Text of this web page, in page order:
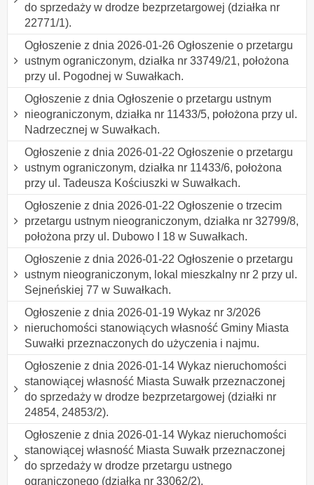
do sprzedaży w drodze bezprzetargowej (działka nr
22771/1).
Ogłoszenie z dnia 2026-01-26 Ogłoszenie o przetargu
ustnym ograniczonym, działka nr 33749/21, położona
przy ul. Pogodnej w Suwałkach.
Ogłoszenie z dnia Ogłoszenie o przetargu ustnym
nieograniczonym, działka nr 11433/5, położona przy ul.
Nadrzecznej w Suwałkach.
Ogłoszenie z dnia 2026-01-22 Ogłoszenie o przetargu
ustnym ograniczonym, działka nr 11433/6, położona
przy ul. Tadeusza Kościuszki w Suwałkach.
Ogłoszenie z dnia 2026-01-22 Ogłoszenie o trzecim
przetargu ustnym nieograniczonym, działka nr 32799/8,
położona przy ul. Dubowo I 18 w Suwałkach.
Ogłoszenie z dnia 2026-01-22 Ogłoszenie o przetargu
ustnym nieograniczonym, lokal mieszkalny nr 2 przy ul.
Sejneńskiej 77 w Suwałkach.
Ogłoszenie z dnia 2026-01-19 Wykaz nr 3/2026
nieruchomości stanowiących własność Gminy Miasta
Suwałki przeznaczonych do użyczenia i najmu.
Ogłoszenie z dnia 2026-01-14 Wykaz nieruchomości
stanowiącej własność Miasta Suwałk przeznaczonej
do sprzedaży w drodze bezprzetargowej (działki nr
24854, 24853/2).
Ogłoszenie z dnia 2026-01-14 Wykaz nieruchomości
stanowiącej własność Miasta Suwałk przeznaczonej
do sprzedaży w drodze przetargu ustnego
ograniczonego (działka nr 33062/2).